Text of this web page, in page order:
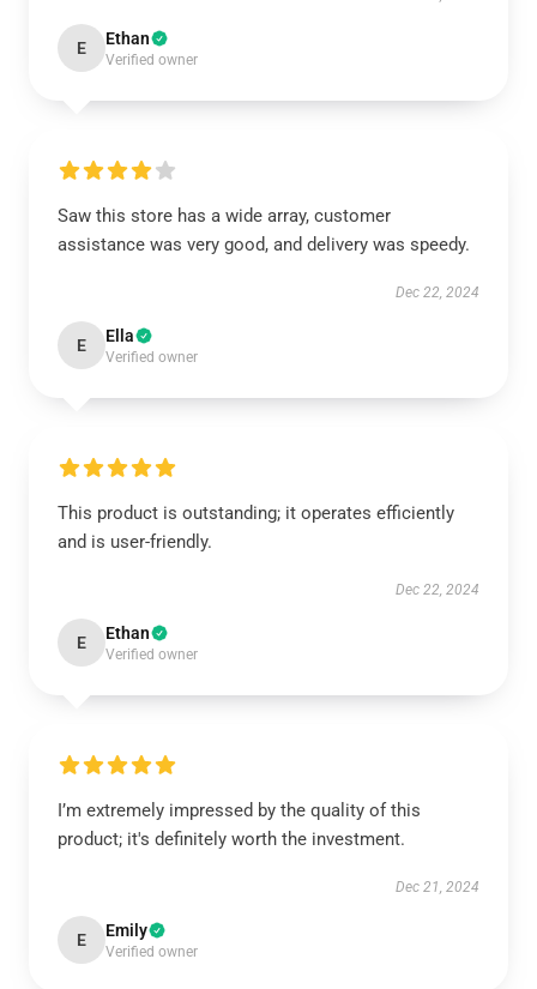
E Ethan
Verified owner
Saw this store has a wide array, customer
assistance was very good, and delivery was speedy.
Dec 22, 2024
E Ella
Verified owner
This product is outstanding; it operates efficiently
and is user-friendly.
Dec 22, 2024
E Ethan
Verified owner
I’m extremely impressed by the quality of this
product; it's definitely worth the investment.
Dec 21, 2024
E Emily
Verified owner